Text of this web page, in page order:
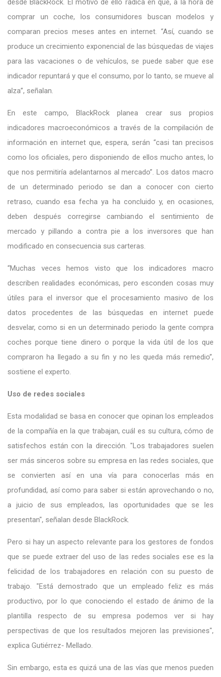
comprar un coche, los consumidores buscan modelos y
comparan precios meses antes en internet. “Así, cuando se
produce un crecimiento exponencial de las búsquedas de viajes
para las vacaciones o de vehículos, se puede saber que ese
indicador repuntará y que el consumo, por lo tanto, se mueve al
alza”, señalan.
En este campo, BlackRock planea crear sus propios
indicadores macroeconómicos a través de la compilación de
información en internet que, espera, serán “casi tan precisos
como los oficiales, pero disponiendo de ellos mucho antes, lo
que nos permitiría adelantarnos al mercado”. Los datos macro
de un determinado periodo se dan a conocer con cierto
retraso, cuando esa fecha ya ha concluido y, en ocasiones,
deben después corregirse cambiando el sentimiento de
mercado y pillando a contra pie a los inversores que han
modificado en consecuencia sus carteras.
“Muchas veces hemos visto que los indicadores macro
describen realidades económicas, pero esconden cosas muy
útiles para el inversor que el procesamiento masivo de los
datos procedentes de las búsquedas en internet puede
desvelar, como si en un determinado periodo la gente compra
coches porque tiene dinero o porque la vida útil de los que
compraron ha llegado a su fin y no les queda más remedio”,
sostiene el experto.
Uso de redes sociales
Esta modalidad se basa en conocer que opinan los empleados
de la compañía en la que trabajan, cuál es su cultura, cómo de
satisfechos están con la dirección. "Los trabajadores suelen
ser más sinceros sobre su empresa en las redes sociales, que
se convierten así en una vía para conocerlas más en
profundidad, así como para saber si están aprovechando o no,
a juicio de sus empleados, las oportunidades que se les
presentan", señalan desde BlackRock.
Pero si hay un aspecto relevante para los gestores de fondos
que se puede extraer del uso de las redes sociales ese es la
felicidad de los trabajadores en relación con su puesto de
trabajo. "Está demostrado que un empleado feliz es más
productivo, por lo que conociendo el estado de ánimo de la
plantilla respecto de su empresa podemos ver si hay
perspectivas de que los resultados mejoren las previsiones",
explica Gutiérrez- Mellado.
Sin embargo, esta es quizá una de las vías que menos pueden